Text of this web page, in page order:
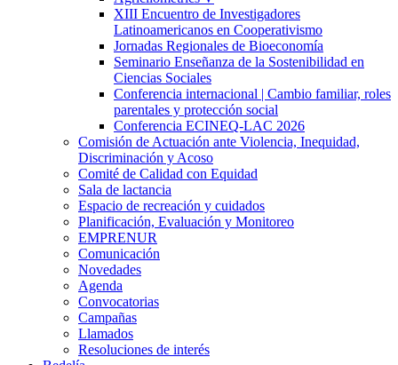
XIII Encuentro de Investigadores
Latinoamericanos en Cooperativismo
Jornadas Regionales de Bioeconomía
Seminario Enseñanza de la Sostenibilidad en
Ciencias Sociales
Conferencia internacional | Cambio familiar, roles
parentales y protección social
Conferencia ECINEQ-LAC 2026
Comisión de Actuación ante Violencia, Inequidad,
Discriminación y Acoso
Comité de Calidad con Equidad
Sala de lactancia
Espacio de recreación y cuidados
Planificación, Evaluación y Monitoreo
EMPRENUR
Comunicación
Novedades
Agenda
Convocatorias
Campañas
Llamados
Resoluciones de interés